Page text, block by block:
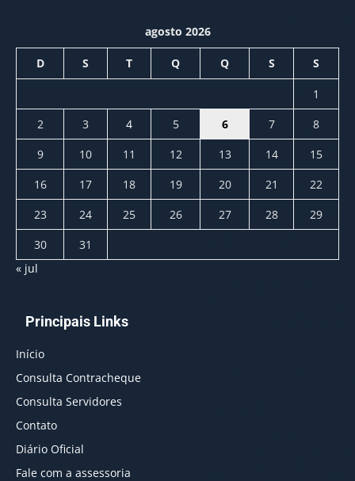
agosto 2026
D S T Q Q S S
1
2
3 4 5 6 7
8
9
10 11 12 13 14
15
16
17 18 19 20 21
22
23
24 25 26 27 28
29
30
31
« jul
Principais Links
Início
Consulta Contracheque
Consulta Servidores
Contato
Diário Oficial
Fale com a assessoria